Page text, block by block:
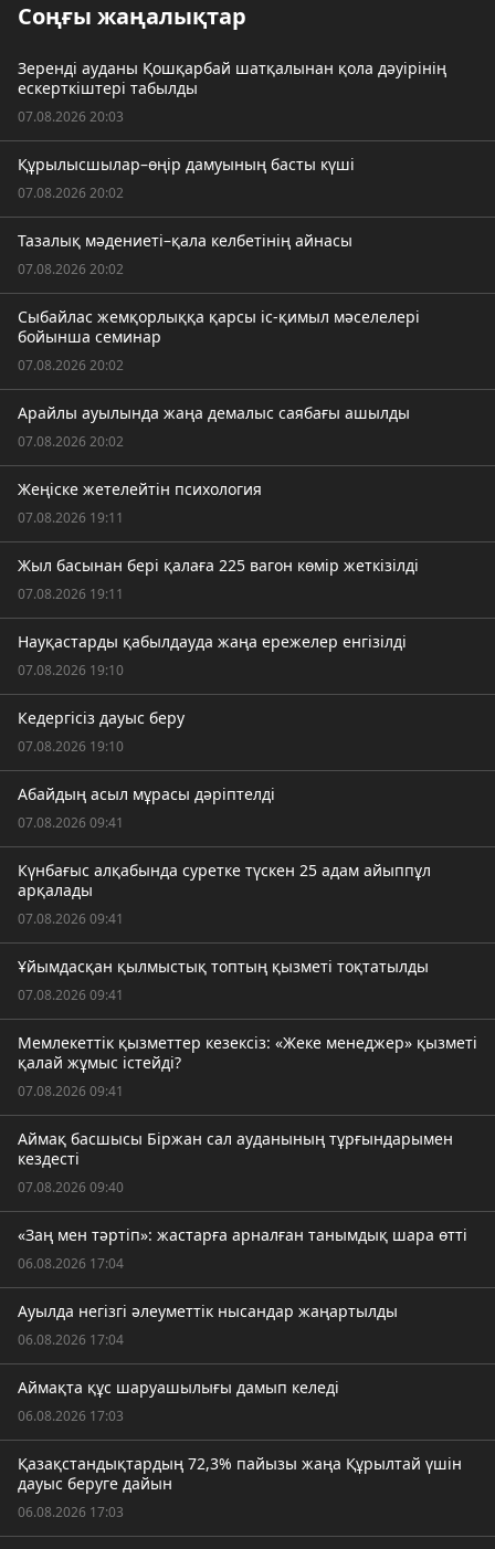
Соңғы жаңалықтар
Зеренді ауданы Қошқарбай шатқалынан қола дәуірінің
ескерткіштері табылды
07.08.2026 20:03
Құрылысшылар–өңір дамуының басты күші
07.08.2026 20:02
Тазалық мәдениеті–қала келбетінің айнасы
07.08.2026 20:02
Сыбайлас жемқорлыққа қарсы іс-қимыл мәселелері
бойынша семинар
07.08.2026 20:02
Арайлы ауылында жаңа демалыс саябағы ашылды
07.08.2026 20:02
Жеңіске жетелейтін психология
07.08.2026 19:11
Жыл басынан бері қалаға 225 вагон көмір жеткізілді
07.08.2026 19:11
Науқастарды қабылдауда жаңа ережелер енгізілді
07.08.2026 19:10
Кедергісіз дауыс беру
07.08.2026 19:10
Абайдың асыл мұрасы дәріптелді
07.08.2026 09:41
Күнбағыс алқабында суретке түскен 25 адам айыппұл
арқалады
07.08.2026 09:41
Ұйымдасқан қылмыстық топтың қызметі тоқтатылды
07.08.2026 09:41
Мемлекеттік қызметтер кезексіз: «Жеке менеджер» қызметі
қалай жұмыс істейді?
07.08.2026 09:41
Аймақ басшысы Біржан сал ауданының тұрғындарымен
кездесті
07.08.2026 09:40
«Заң мен тәртіп»: жастарға арналған танымдық шара өтті
06.08.2026 17:04
Ауылда негізгі әлеуметтік нысандар жаңартылды
06.08.2026 17:04
Аймақта құс шаруашылығы дамып келеді
06.08.2026 17:03
Қазақстандықтардың 72,3% пайызы жаңа Құрылтай үшін
дауыс беруге дайын
06.08.2026 17:03